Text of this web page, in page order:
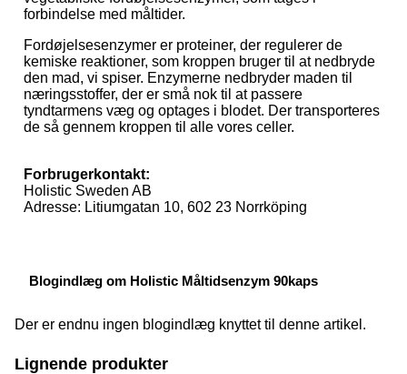
forbindelse med måltider.
Fordøjelsesenzymer er proteiner, der regulerer de
kemiske reaktioner, som kroppen bruger til at nedbryde
den mad, vi spiser. Enzymerne nedbryder maden til
næringsstoffer, der er små nok til at passere
tyndtarmens væg og optages i blodet. Der transporteres
de så gennem kroppen til alle vores celler.
Forbrugerkontakt:
Holistic Sweden AB
Adresse: Litiumgatan 10, 602 23 Norrköping
Blogindlæg om Holistic Måltidsenzym 90kaps
Der er endnu ingen blogindlæg knyttet til denne artikel.
Lignende produkter